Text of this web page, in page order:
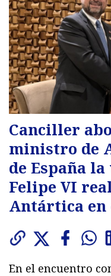
Canciller
ministro de
de España
Felipe VI
Antártica en
En el encuentro